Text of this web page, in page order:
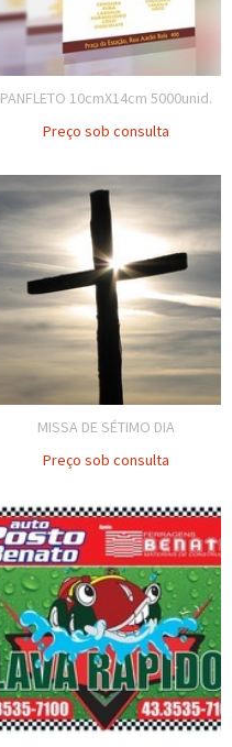
PANFLETO 10cmX14cm 5000unid.
Preço sob consulta
MISSA DE SÉTIMO DIA
Preço sob consulta